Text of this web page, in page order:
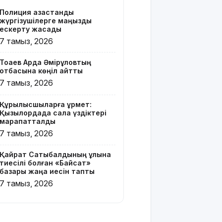
киген
жолаушы
қызу талқыға
түсті
Президент
Солтүстік
Қазақстан
90
жылдығымен
құттықтады
алаяқтығының
жаңа түрі
туралы
ескерту
Полиция қазақстандық
жүргізушілерге маңызды
ескерту жасады
7 тамыз, 2026
Тоқаев Ардақ Әмірқұловтың
отбасына көңіл айтты
7 тамыз, 2026
Құрылысшыларға құрмет:
Қызылордада сала үздіктері
марапатталды
7 тамыз, 2026
Қайрат Сатыбалдының ұлына
тиесілі болған «Байсат»
базары жаңа иесін тапты
7 тамыз, 2026